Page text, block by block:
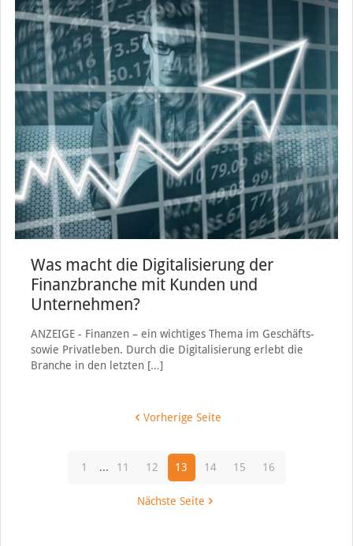
Was macht die Digitalisierung der
Finanzbranche mit Kunden und
Unternehmen?
ANZEIGE - Finanzen – ein wichtiges Thema im Geschäfts-
sowie Privatleben. Durch die Digitalisierung erlebt die
Branche in den letzten […]
Vorherige Seite
1 ... 11 12 13 14 15 16
Nächste Seite